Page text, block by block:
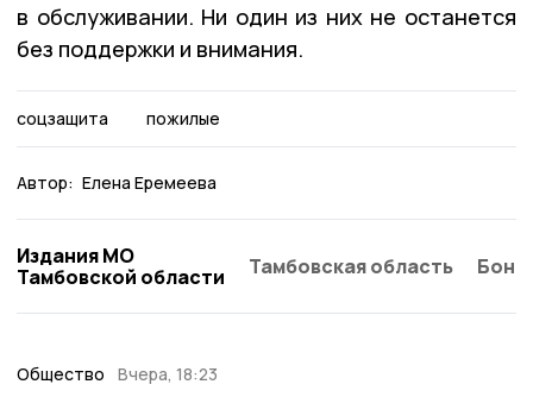
в обслуживании. Ни один из них не останется
без поддержки и внимания.
соцзащита пожилые
Автор: Елена Еремеева
Издания МО
Тамбовской области
Тамбовская область
Общество Вчера, 18:23